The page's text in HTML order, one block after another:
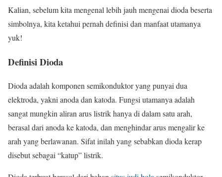
Kalian, sebelum kita mengenal lebih jauh mengenai dioda beserta
simbolnya, kita ketahui pernah definisi dan manfaat utamanya
yuk!
Definisi Dioda
Dioda adalah komponen semikonduktor yang punyai dua
elektroda, yakni anoda dan katoda. Fungsi utamanya adalah
sangat mungkin aliran arus listrik hanya di dalam satu arah,
berasal dari anoda ke katoda, dan menghindar arus mengalir ke
arah yang berlawanan. Sifat inilah yang sebabkan dioda kerap
disebut sebagai “katup” listrik.